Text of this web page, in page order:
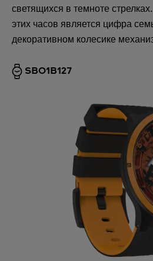
светящихся в темноте
этих часов является цифра
декоративном колесике
SB01B127